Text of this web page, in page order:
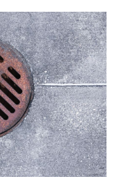
en lås eller en